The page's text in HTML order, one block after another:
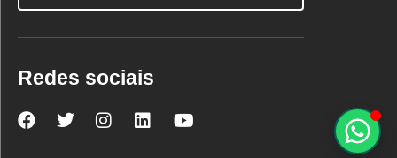
Redes sociais
NovaNova Nova Nova